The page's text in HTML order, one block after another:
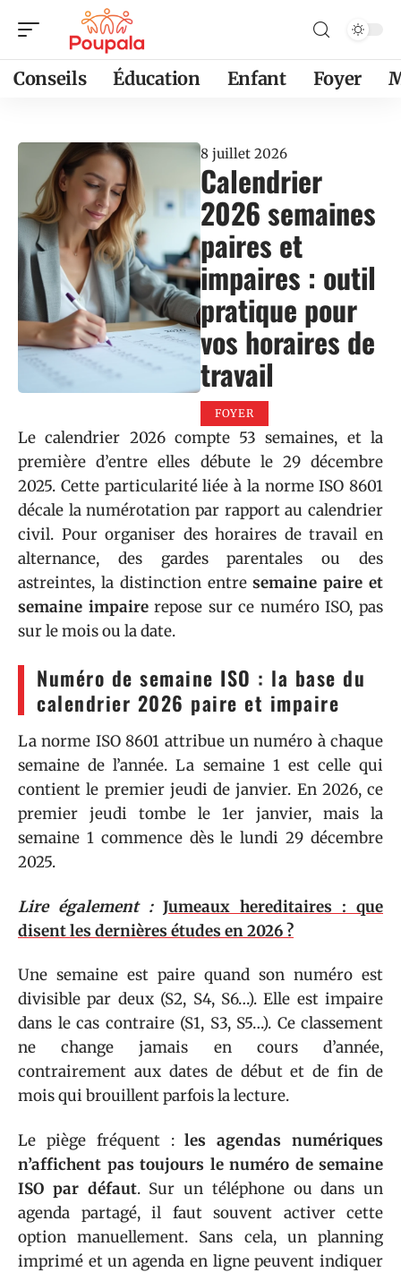
Conseils Éducation Enfant Foyer
8 juillet 2026
Calendrier
2026 semaines
paires et
impaires : outil
pratique pour
vos horaires de
travail
FOYER
Le calendrier 2026 compte 53 semaines, et la
première d’entre elles débute le 29 décembre
2025. Cette particularité liée à la norme ISO 8601
décale la numérotation par rapport au calendrier
civil. Pour organiser des horaires de travail en
alternance, des gardes parentales ou des
astreintes, la distinction entresemaine paire et
semaine impairerepose sur ce numéro ISO, pas
sur le mois ou la date.
Numéro de semaine ISO : la base du
calendrier 2026 paire et impaire
La norme ISO 8601 attribue un numéro à chaque
semaine de l’année. La semaine 1 est celle qui
contient le premier jeudi de janvier. En 2026, ce
premier jeudi tombe le 1er janvier, mais la
semaine 1 commence dès le lundi 29 décembre
2025.
Lire également : Jumeaux hereditaires : que
disent les dernières études en 2026 ?
Une semaine est paire quand son numéro est
divisible par deux (S2, S4, S6…). Elle est impaire
dans le cas contraire (S1, S3, S5…). Ce classement
ne change jamais en cours d’année,
contrairement aux dates de début et de fin de
mois qui brouillent parfois la lecture.
Le piège fréquent :les agendas numériques
n’affichent pas toujours le numéro de semaine
ISO par défaut. Sur un téléphone ou dans un
agenda partagé, il faut souvent activer cette
option manuellement. Sans cela, un planning
imprimé et un agenda en ligne peuvent indiquer